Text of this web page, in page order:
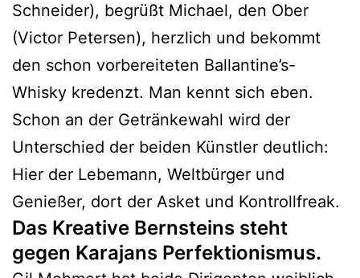
Schneider), begrüßt Michael, den Ober
(Victor Petersen), herzlich und bekommt
den schon vorbereiteten Ballantine’s-
Whisky kredenzt. Man kennt sich eben.
Schon an der Getränkewahl wird der
Unterschied der beiden Künstler deutlich:
Hier der Lebemann, Weltbürger und
Genießer, dort der Asket und Kontrollfreak.
Das Kreative Bernsteins steht
gegen Karajans Perfektionismus.